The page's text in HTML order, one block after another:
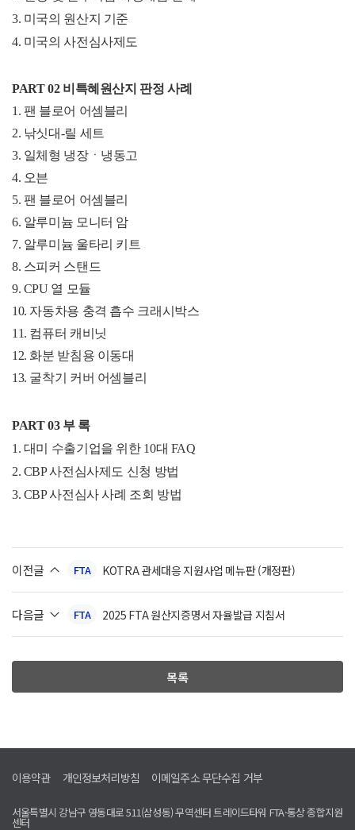
3. 미국의 원산지 기준
4. 미국의 사전심사제도
PART 02 비 특혜원산지 판정 사례
1. 팬 블로어 어셈블리
2. 낚싯대-릴 세트
3. 일체형 냉장ㆍ냉동고
4. 오븐
5. 팬 블로어 어셈블리
6. 알루미늄 모니터 암
7. 알루미늄 울타리 키트
8. 스피커 스탠드
9. CPU 열 모듈
10. 자동차용 충격 흡수 크래시박스
11. 컴퓨터 캐비닛
12. 화분 받침용 이동대
13. 굴착기 커버 어셈블리
PART 03 부 록
1. 대미 수출기업을 위한 10대 FAQ
2. CBP 사전심사제도 신청 방법
3. CBP 사전심사 사례 조회 방법
이전글 FTA KOTRA 관세대응 지원사업 메뉴판 (개정판)
다음글 FTA 2025 FTA 원산지증명서 자율발급 지침서
목록
이용약관 개인정보처리방침 이메일주소 무단수집 거부
서울특별시 강남구 영동대로 511(삼성동) 무역센터 트레이드타워 FTA·통상 종합지원
센터